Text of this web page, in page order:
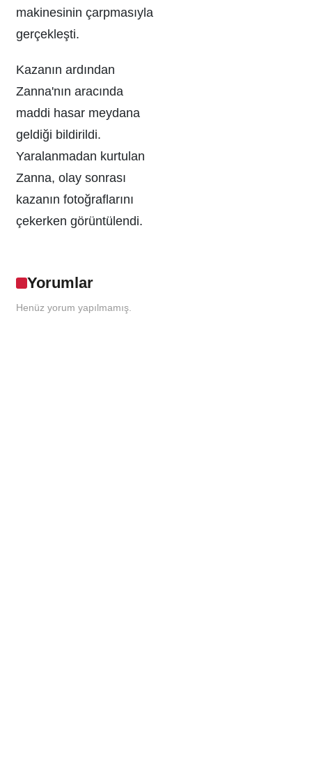
makinesinin çarpmasıyla
gerçekleşti.
Kazanın ardından
Zanna'nın aracında
maddi hasar meydana
geldiği bildirildi.
Yaralanmadan kurtulan
Zanna, olay sonrası
kazanın fotoğraflarını
çekerken görüntülendi.
Yorumlar
Henüz yorum yapılmamış.